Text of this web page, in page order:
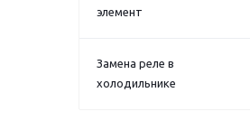
элемент
Замена реле в
холодильнике